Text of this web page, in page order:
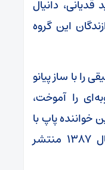
دانیال
این گروه
با ساز پیانو
را آموخت،
پاپ با
عنوان عشق من باش در سال ۱۳۸۷ منتشر